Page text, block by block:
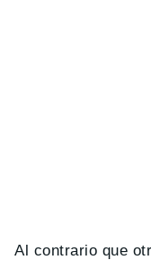
Al contrario que